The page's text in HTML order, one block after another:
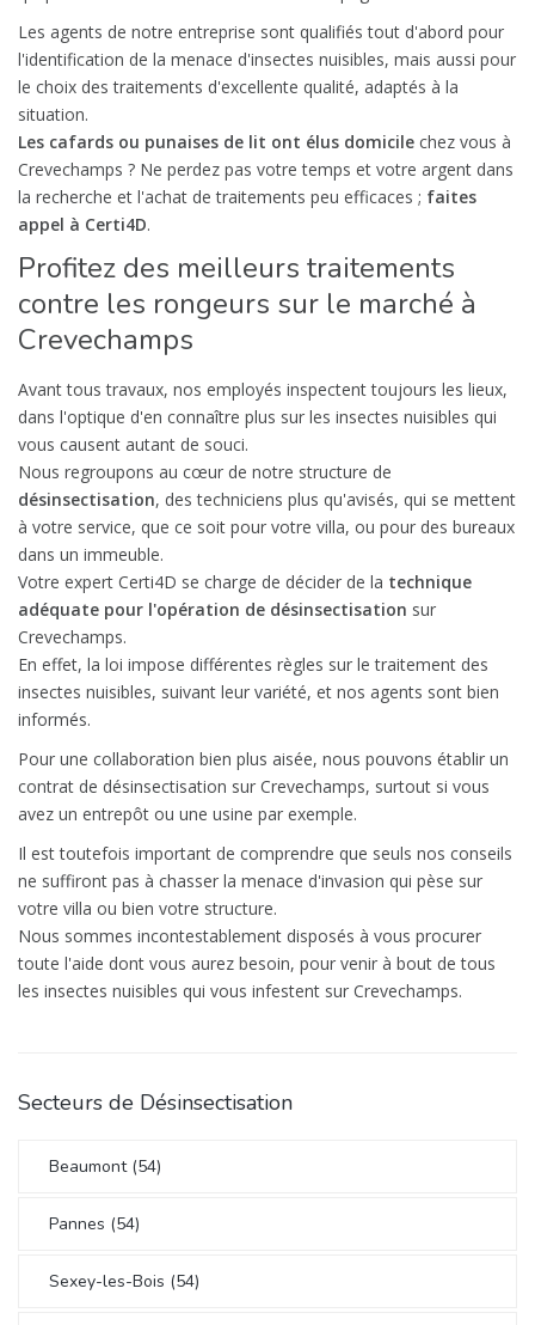
Les agents de notre entreprise sont qualifiés tout d'abord pour
l'identification de la menace d'insectes nuisibles, mais aussi pour
le choix des traitements d'excellente qualité, adaptés à la
situation.
Les cafards ou punaises de lit ont élus domicile chez vous à
Crevechamps ? Ne perdez pas votre temps et votre argent dans
la recherche et l'achat de traitements peu efficaces ; faites
appel à Certi4D.
Profitez des meilleurs traitements
contre les rongeurs sur le marché à
Crevechamps
Avant tous travaux, nos employés inspectent toujours les lieux,
dans l'optique d'en connaître plus sur les insectes nuisibles qui
vous causent autant de souci.
Nous regroupons au cœur de notre structure de
désinsectisation, des techniciens plus qu'avisés, qui se mettent
à votre service, que ce soit pour votre villa, ou pour des bureaux
dans un immeuble.
Votre expert Certi4D se charge de décider de la technique
adéquate pour l'opération de désinsectisation sur
Crevechamps.
En effet, la loi impose différentes règles sur le traitement des
insectes nuisibles, suivant leur variété, et nos agents sont bien
informés.
Pour une collaboration bien plus aisée, nous pouvons établir un
contrat de désinsectisation sur Crevechamps, surtout si vous
avez un entrepôt ou une usine par exemple.
Il est toutefois important de comprendre que seuls nos conseils
ne suffiront pas à chasser la menace d'invasion qui pèse sur
votre villa ou bien votre structure.
Nous sommes incontestablement disposés à vous procurer
toute l'aide dont vous aurez besoin, pour venir à bout de tous
les insectes nuisibles qui vous infestent sur Crevechamps.
Secteurs de Désinsectisation
Beaumont (54)
Pannes (54)
Sexey-les-Bois (54)